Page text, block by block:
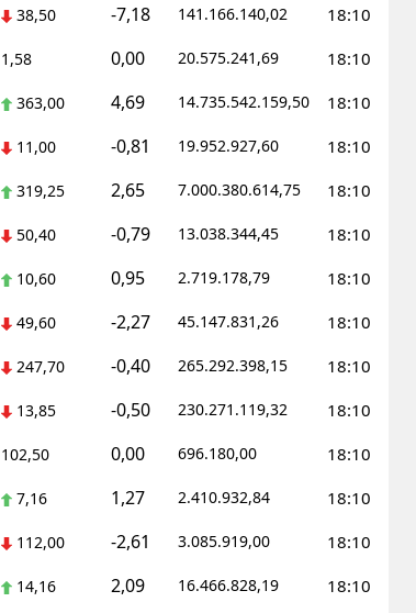
38,50 -7,18 141.166.140,02 18:10
1,58 0,00 20.575.241,69 18:10
363,00 4,69 14.735.542.159,50 18:10
11,00 -0,81 19.952.927,60 18:10
319,25 2,65 7.000.380.614,75 18:10
50,40 -0,79 13.038.344,45 18:10
10,60 0,95 2.719.178,79 18:10
49,60 -2,27 45.147.831,26 18:10
247,70 -0,40 265.292.398,15 18:10
13,85 -0,50 230.271.119,32 18:10
102,50 0,00 696.180,00 18:10
7,16 1,27 2.410.932,84 18:10
112,00 -2,61 3.085.919,00 18:10
14,16 2,09 16.466.828,19 18:10